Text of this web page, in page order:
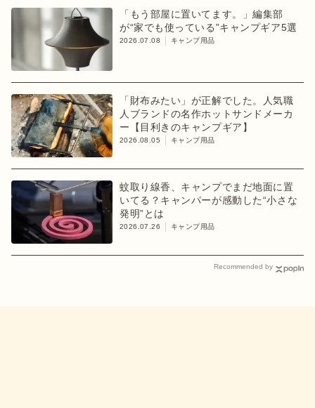
「もう部屋に置いてます。」編集部
が“家でも使っている”キャンプギア5選
2026.07.08 キャンプ用品
「財布みたい」が正解でした。人気職
人ブランドの名作ホットサンドメーカ
ー【目利きのキャンプギア】
2026.08.05 キャンプ用品
蚊取り線香、キャンプでまだ地面に置
いてる？キャンパーが感動した“小さな
発明”とは
2026.07.26 キャンプ用品
Recommended by